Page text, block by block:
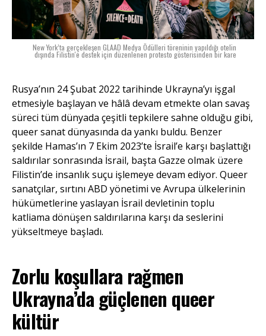
New York’ta gerçekleşen GLAAD Medya Ödülleri töreninin yapıldığı otelin
dışında Filistin'e destek için düzenlenen protesto gösterisinden bir kare
Rusya’nın 24 Şubat 2022 tarihinde Ukrayna’yı işgal
etmesiyle başlayan ve hâlâ devam etmekte olan savaş
süreci tüm dünyada çeşitli tepkilere sahne olduğu gibi,
queer sanat dünyasında da yankı buldu. Benzer
şekilde Hamas’ın 7 Ekim 2023’te İsrail’e karşı başlattığı
saldırılar sonrasında İsrail, başta Gazze olmak üzere
Filistin’de insanlık suçu işlemeye devam ediyor. Queer
sanatçılar, sırtını ABD yönetimi ve Avrupa ülkelerinin
hükümetlerine yaslayan İsrail devletinin toplu
katliama dönüşen saldırılarına karşı da seslerini
yükseltmeye başladı.
Zorlu koşullara rağmen
Ukrayna’da güçlenen queer
kültür